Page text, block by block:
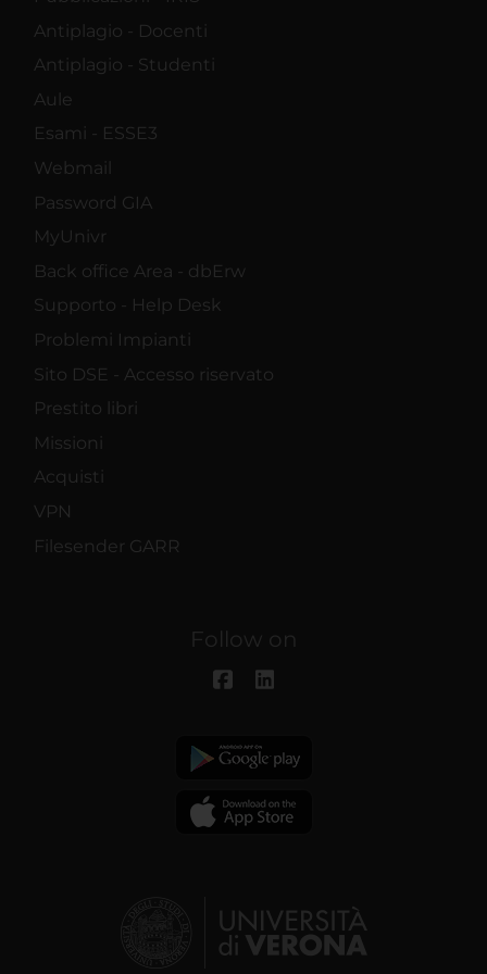
Antiplagio - Docenti
Antiplagio - Studenti
Aule
Esami - ESSE3
Webmail
Password GIA
MyUnivr
Back office Area - dbErw
Supporto - Help Desk
Problemi Impianti
Sito DSE - Accesso riservato
Prestito libri
Missioni
Acquisti
VPN
Filesender GARR
Follow on